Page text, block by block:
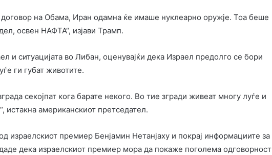
на Обама, Иран одамна ќе имаше нуклеарно оружје. Тоа беше
освен НАФТА“, изјави Трамп.
и ситуацијата во Либан, оценувајќи дека Израел предолго се бори
ги губат животите.
секојпат кога барате некого. Во тие згради живеат многу луѓе и
истакна американскиот претседател.
израелскиот премиер Бенјамин Нетанјаху и покрај информациите за
дека израелскиот премиер мора да покаже поголема одговорност